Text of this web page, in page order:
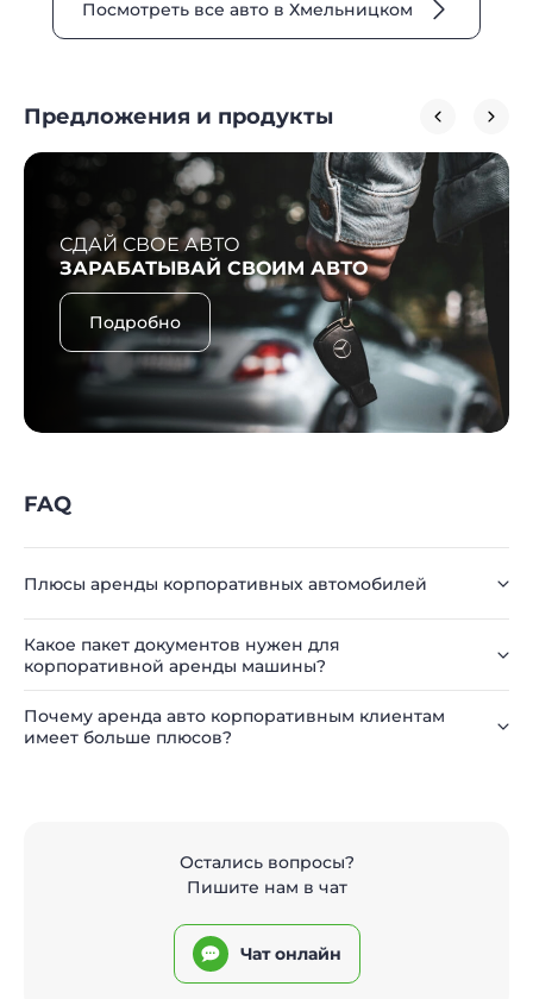
Посмотреть все авто в Хмельницком
Предложения и продукты
СДАЙ СВОЕ АВТО
ЗАРАБАТЫВАЙ СВОИМ АВТО
Подробно
FAQ
Плюсы аренды корпоративных автомобилей
Какое пакет документов нужен для
корпоративной аренды машины?
Почему аренда авто корпоративным клиентам
имеет больше плюсов?
Остались вопросы?
Пишите нам в чат
Чат онлайн